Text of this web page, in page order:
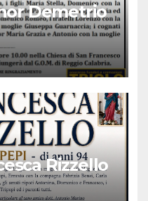
Demetrio
Rizzello